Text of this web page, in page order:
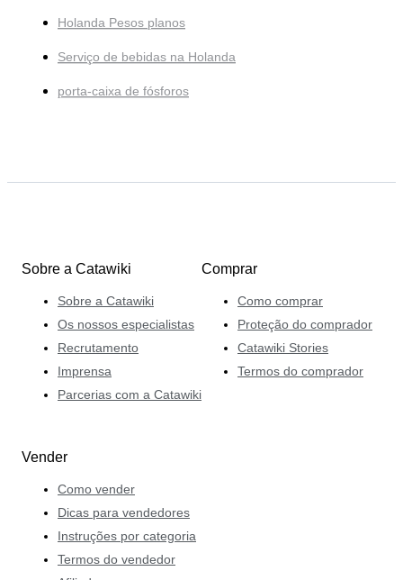
Holanda Pesos planos
Serviço de bebidas na Holanda
porta-caixa de fósforos
Sobre a Catawiki
Sobre a Catawiki
Os nossos especialistas
Recrutamento
Imprensa
Parcerias com a Catawiki
Comprar
Como comprar
Proteção do comprador
Catawiki Stories
Termos do comprador
Vender
Como vender
Dicas para vendedores
Instruções por categoria
Termos do vendedor